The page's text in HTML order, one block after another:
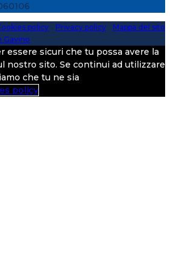
policy Privacy policy
Mappa del sito
Gavino
essere sicuri che tu possa avere la
nostro sito. Se continui ad utilizzare
che tu ne sia
policy